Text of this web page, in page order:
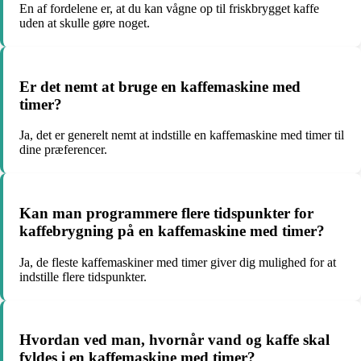
En af fordelene er, at du kan vågne op til friskbrygget kaffe
uden at skulle gøre noget.
Er det nemt at bruge en kaffemaskine med
timer?
Ja, det er generelt nemt at indstille en kaffemaskine med timer til
dine præferencer.
Kan man programmere flere tidspunkter for
kaffebrygning på en kaffemaskine med timer?
Ja, de fleste kaffemaskiner med timer giver dig mulighed for at
indstille flere tidspunkter.
Hvordan ved man, hvornår vand og kaffe skal